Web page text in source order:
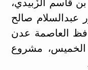
بن قاسم الزُبيدي،
عبدالسلام صالح
العاصمة عدن
الخميس، مشروع